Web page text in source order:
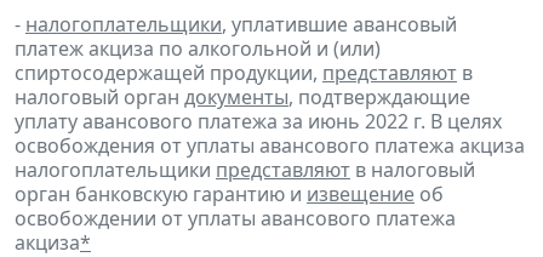
- налогоплательщики, уплатившие авансовый
платеж акциза по алкогольной и (или)
спиртосодержащей продукции, представляют в
налоговый орган документы, подтверждающие
уплату авансового платежа за июнь 2022 г. В целях
освобождения от уплаты авансового платежа акциза
налогоплательщики представляют в налоговый
орган банковскую гарантию и извещение об
освобождении от уплаты авансового платежа
акциза*